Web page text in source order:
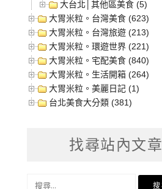
大台北│其他區美食 (5)
大胃米粒。台灣美食 (623)
大胃米粒。台灣旅遊 (213)
大胃米粒。環遊世界 (221)
大胃米粒。宅配美食 (840)
大胃米粒。生活開箱 (264)
大胃米粒。美麗日記 (1)
台北美食大分類 (381)
找尋站內文章